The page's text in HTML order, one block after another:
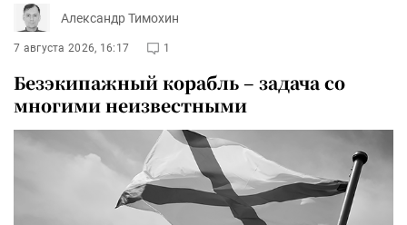
Александр Тимохин
7 августа 2026, 16:17 1
Безэкипажный корабль – задача со
многими неизвестными